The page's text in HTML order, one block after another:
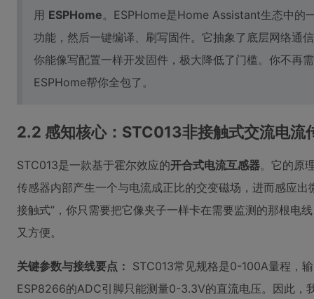
用 ESPHome。ESPHome是Home Assistant生态中的
功能，然后一键编译、刷写固件。它抽象了底层网络通
你能像写配置一样开发固件，极大降低了门槛。你不再
ESPHome帮你全包了。
2.2 感知核心：STC013非接触式交流电流
STC013是一款基于霍尔效应的开合式电流互感器。它的原
传感器内部产生一个与电流成正比的交变磁场，进而感应
接触式”，你只需要把它像夹子一样卡在需要监测的那根电
又方便。
关键参数与接线要点： STC013常见规格是0-100A量程，
ESP8266的ADC引脚只能测量0-3.3V的直流电压。因此，